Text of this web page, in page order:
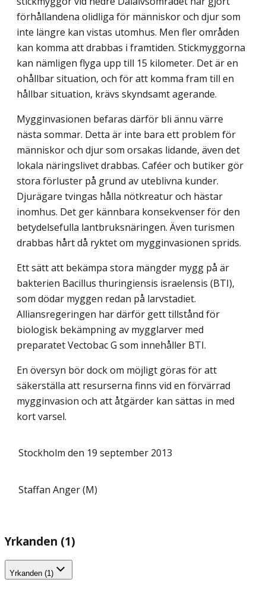
förhållandena olidliga för människor och djur som
inte längre kan vistas utomhus. Men fler områden
kan komma att drabbas i framtiden. Stickmyggorna
kan nämligen flyga upp till 15 kilometer. Det är en
ohållbar situation, och för att komma fram till en
hållbar situation, krävs skyndsamt agerande.
Mygginvasionen befaras därför bli ännu värre
nästa sommar. Detta är inte bara ett problem för
människor och djur som orsakas lidande, även det
lokala näringslivet drabbas. Caféer och butiker gör
stora förluster på grund av uteblivna kunder.
Djurägare tvingas hålla nötkreatur och hästar
inomhus. Det ger kännbara konsekvenser för den
betydelsefulla lantbruksnäringen. Även turismen
drabbas hårt då ryktet om mygg­invasionen sprids.
Ett sätt att bekämpa stora mängder mygg på är
bakterien Bacillus thuringiensis israelensis (BTI),
som dödar myggen redan på larvstadiet.
Alliansregeringen har därför gett tillstånd för
biologisk bekämpning av mygglarver med
preparatet Vectobac G som innehåller BTI.
En översyn bör dock om möjligt göras för att
säkerställa att resurserna finns vid en förvärrad
mygginvasion och att åtgärder kan sättas in med
kort varsel.
Stockholm den 19 september 2013
Staffan Anger (M)
Yrkanden (1)
Yrkanden (1)